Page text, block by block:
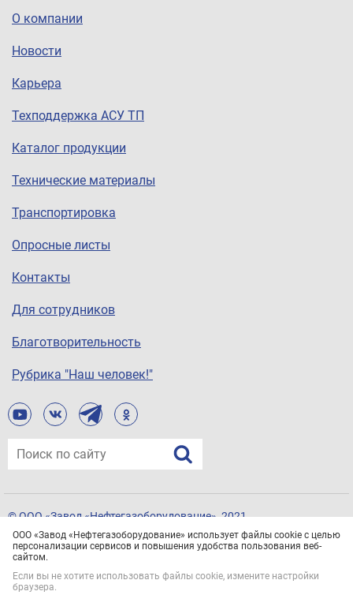
О компании
Новости
Карьера
Техподдержка АСУ ТП
Каталог продукции
Технические материалы
Транспортировка
Опросные листы
Контакты
Для сотрудников
Благотворительность
Рубрика "Наш человек!"
© ООО «Завод «Нефтегазоборудование», 2021
Все права защищены.Политика конфиденциальности
ООО «Завод «Нефтегазоборудование» использует файлы cookie с целью
персонализации сервисов и повышения удобства пользования веб-
сайтом.
Если вы не хотите использовать файлы cookie, измените настройки
браузера.